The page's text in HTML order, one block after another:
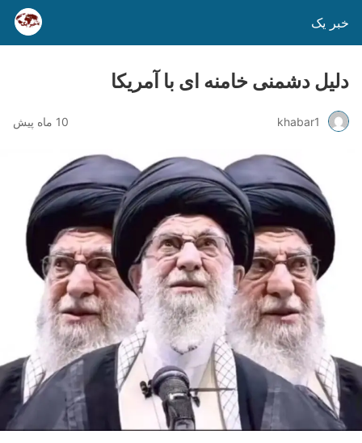
خبر یک
دلیل دشمنی خامنه ای با آمریکا
khabar1 10 ماه پیش